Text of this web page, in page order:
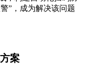
”，成为解决该问题
案